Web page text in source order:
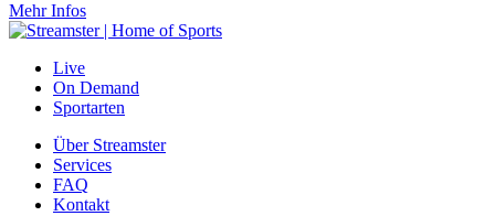
Mehr Infos
Live
On Demand
Sportarten
Über Streamster
Services
FAQ
Kontakt